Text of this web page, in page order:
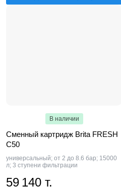
В наличии
Сменный картридж Brita FRESH
C50
универсальный; от 2 до 8.6 бар; 15000
л; 3 ступени фильтрации
59 140 т.